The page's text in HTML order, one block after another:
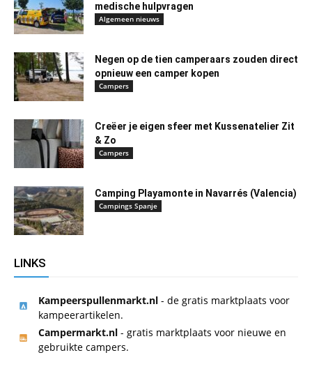
medische hulpvragen
Algemeen nieuws
Negen op de tien camperaars zouden direct
opnieuw een camper kopen
Campers
Creëer je eigen sfeer met Kussenatelier Zit
& Zo
Campers
Camping Playamonte in Navarrés (Valencia)
Campings Spanje
LINKS
Kampeerspullenmarkt.nl - de gratis marktplaats voor
kampeerartikelen.
Campermarkt.nl - gratis marktplaats voor nieuwe en
gebruikte campers.